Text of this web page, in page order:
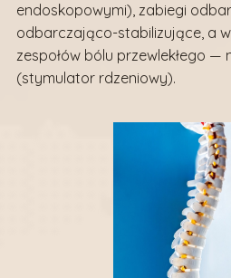
endoskopowymi), zabiegi
odbarczająco-stabilizujące, a
zespołów bólu przewlekłego —
(stymulator rdzeniowy).